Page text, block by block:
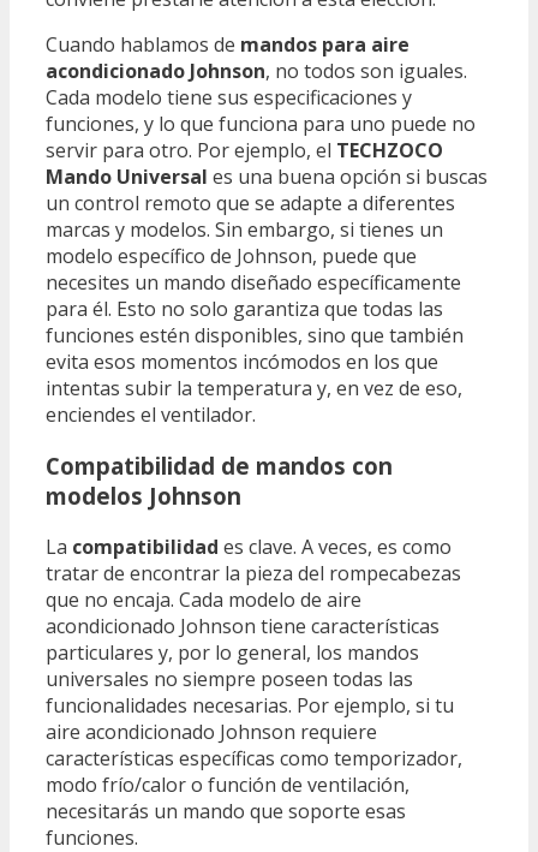
Cuando hablamos de mandos para aire
acondicionado Johnson, no todos son iguales.
Cada modelo tiene sus especificaciones y
funciones, y lo que funciona para uno puede no
servir para otro. Por ejemplo, el TECHZOCO
Mando Universal es una buena opción si buscas
un control remoto que se adapte a diferentes
marcas y modelos. Sin embargo, si tienes un
modelo específico de Johnson, puede que
necesites un mando diseñado específicamente
para él. Esto no solo garantiza que todas las
funciones estén disponibles, sino que también
evita esos momentos incómodos en los que
intentas subir la temperatura y, en vez de eso,
enciendes el ventilador.
Compatibilidad de mandos con
modelos Johnson
La compatibilidad es clave. A veces, es como
tratar de encontrar la pieza del rompecabezas
que no encaja. Cada modelo de aire
acondicionado Johnson tiene características
particulares y, por lo general, los mandos
universales no siempre poseen todas las
funcionalidades necesarias. Por ejemplo, si tu
aire acondicionado Johnson requiere
características específicas como temporizador,
modo frío/calor o función de ventilación,
necesitarás un mando que soporte esas
funciones.